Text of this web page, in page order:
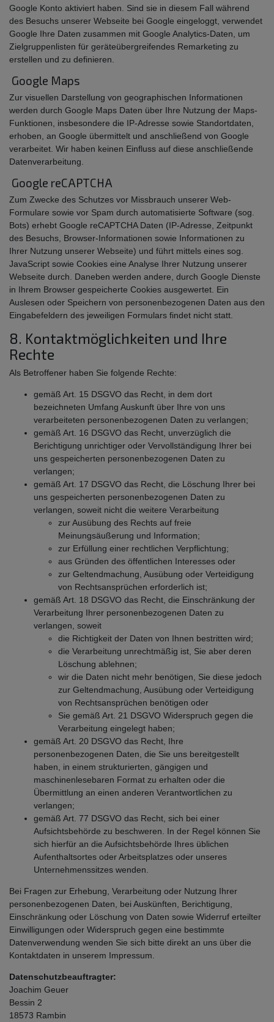
Google Konto aktiviert haben. Sind sie in diesem Fall während
des Besuchs unserer Webseite bei Google eingeloggt, verwendet
Google Ihre Daten zusammen mit Google Analytics-Daten, um
Zielgruppenlisten für geräteübergreifendes Remarketing zu
erstellen und zu definieren.
Google Maps
Zur visuellen Darstellung von geographischen Informationen
werden durch Google Maps Daten über Ihre Nutzung der Maps-
Funktionen, insbesondere die IP-Adresse sowie Standortdaten,
erhoben, an Google übermittelt und anschließend von Google
verarbeitet. Wir haben keinen Einfluss auf diese anschließende
Datenverarbeitung.
Google reCAPTCHA
Zum Zwecke des Schutzes vor Missbrauch unserer Web-
Formulare sowie vor Spam durch automatisierte Software (sog.
Bots) erhebt Google reCAPTCHA Daten (IP-Adresse, Zeitpunkt
des Besuchs, Browser-Informationen sowie Informationen zu
Ihrer Nutzung unserer Webseite) und führt mittels eines sog.
JavaScript sowie Cookies eine Analyse Ihrer Nutzung unserer
Webseite durch. Daneben werden andere, durch Google Dienste
in Ihrem Browser gespeicherte Cookies ausgewertet. Ein
Auslesen oder Speichern von personenbezogenen Daten aus den
Eingabefeldern des jeweiligen Formulars findet nicht statt.
8. Kontaktmöglichkeiten und Ihre
Rechte
Als Betroffener haben Sie folgende Rechte:
gemäß Art. 15 DSGVO das Recht, in dem dort
bezeichneten Umfang Auskunft über Ihre von uns
verarbeiteten personenbezogenen Daten zu verlangen;
gemäß Art. 16 DSGVO das Recht, unverzüglich die
Berichtigung unrichtiger oder Vervollständigung Ihrer bei
uns gespeicherten personenbezogenen Daten zu
verlangen;
gemäß Art. 17 DSGVO das Recht, die Löschung Ihrer bei
uns gespeicherten personenbezogenen Daten zu
verlangen, soweit nicht die weitere Verarbeitung
zur Ausübung des Rechts auf freie
Meinungsäußerung und Information;
zur Erfüllung einer rechtlichen Verpflichtung;
aus Gründen des öffentlichen Interesses oder
zur Geltendmachung, Ausübung oder Verteidigung
von Rechtsansprüchen erforderlich ist;
gemäß Art. 18 DSGVO das Recht, die Einschränkung der
Verarbeitung Ihrer personenbezogenen Daten zu
verlangen, soweit
die Richtigkeit der Daten von Ihnen bestritten wird;
die Verarbeitung unrechtmäßig ist, Sie aber deren
Löschung ablehnen;
wir die Daten nicht mehr benötigen, Sie diese jedoch
zur Geltendmachung, Ausübung oder Verteidigung
von Rechtsansprüchen benötigen oder
Sie gemäß Art. 21 DSGVO Widerspruch gegen die
Verarbeitung eingelegt haben;
gemäß Art. 20 DSGVO das Recht, Ihre
personenbezogenen Daten, die Sie uns bereitgestellt
haben, in einem strukturierten, gängigen und
maschinenlesebaren Format zu erhalten oder die
Übermittlung an einen anderen Verantwortlichen zu
verlangen;
gemäß Art. 77 DSGVO das Recht, sich bei einer
Aufsichtsbehörde zu beschweren. In der Regel können Sie
sich hierfür an die Aufsichtsbehörde Ihres üblichen
Aufenthaltsortes oder Arbeitsplatzes oder unseres
Unternehmenssitzes wenden.
Bei Fragen zur Erhebung, Verarbeitung oder Nutzung Ihrer
personenbezogenen Daten, bei Auskünften, Berichtigung,
Einschränkung oder Löschung von Daten sowie Widerruf erteilter
Einwilligungen oder Widerspruch gegen eine bestimmte
Datenverwendung wenden Sie sich bitte direkt an uns über die
Kontaktdaten in unserem Impressum.
Datenschutzbeauftragter:
Joachim Geuer
Bessin 2
18573 Rambin